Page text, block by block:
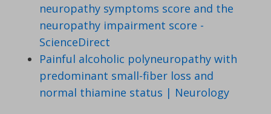
neuropathy symptoms score and the
neuropathy impairment score -
ScienceDirect
Painful alcoholic polyneuropathy with
predominant small-fiber loss and
normal thiamine status | Neurology